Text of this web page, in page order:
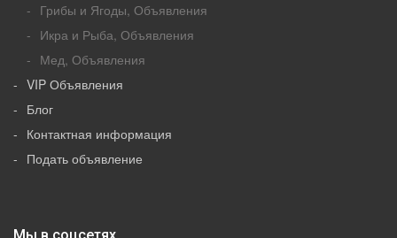
Грибы и Ягоды, Объявления
Икра и Рыба, Объявления
Мед, Объявления
VIP Объявления
Блог
Контактная информация
Подать объявление